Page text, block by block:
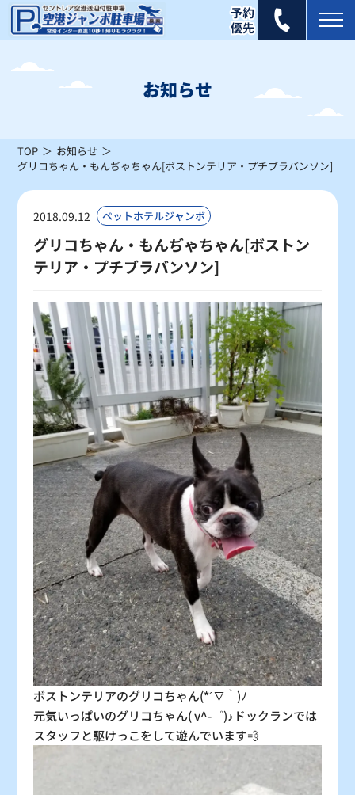
2026年 8月
日
1
×
2
×
3
× × × × × △
×
10
△
11
△
12
×
13
× △ △
16
△
17
△
18
〇
19
〇
20
〇 〇 〇
23
〇
24
〇
25
〇
26
〇
27
〇
28
〇
29
〇
30
〇
31
〇
：シーズン料金 〇：空車
：残り僅か ×：満車
お知らせ
TOP
お知らせ
グリコちゃん・もんぢゃちゃん[ボストンテリア・プチブラバンソン]
2018.09.12 ペットホテルジャンボ
グリコちゃん・もんぢゃちゃん[ボストン
テリア・プチブラバンソン]
ボストンテリアのグリコちゃん(*´∇｀)ﾉ
元気いっぱいのグリコちゃん( v^-゜)♪ドックランでは
スタッフと駆けっこをして遊んでいます💨